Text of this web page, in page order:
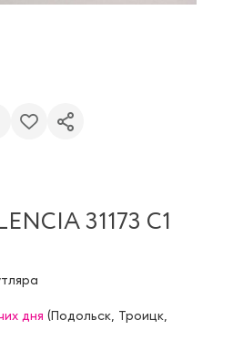
31173 С1
дня (Подольск Троицк